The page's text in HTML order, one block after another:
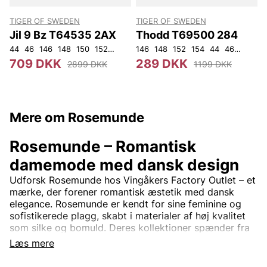
TIGER OF SWEDEN
Jil 9 Bz T64535 2AX
44 46 146 148 150 152 92 96 100 104 108
709 DKK 2899 DKK
TIGER OF SWEDEN
Thodd T69500 284
146 148 152 154 44 46 48
289 DKK 1199 DKK
Mere om Rosemunde
Læs mere
Rosemunde – Romantisk
damemode med dansk design
Udforsk Rosemunde hos Vingåkers Factory Outlet – et
mærke, der forener romantisk æstetik med dansk
elegance. Rosemunde er kendt for sine feminine og
sofistikerede plagg, skabt i materialer af høj kvalitet
som silke og bomuld. Deres kollektioner spænder fra
smukke toppe med blonde detaljer og bløde
cardigans til tidløse kjoler og stilrene basisplagg.